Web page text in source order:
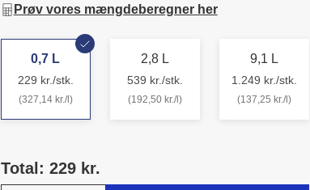
Prøv vores mængdeberegner her
0,7 L
229 kr./stk.
(327,14 kr./l)
2,8 L
539 kr./stk.
(192,50 kr./l)
9,1 L
1.249 kr./stk.
(137,25 kr./l)
Total: 229 kr.